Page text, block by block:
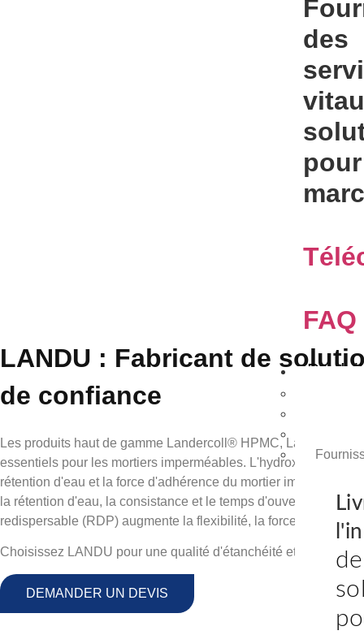
des
FAQ
LANDU : Fabricant de
de confiance
Les produits haut de gamme Landercoll® HPMC, Landercoll®
essentiels pour les mortiers imperméables.
rétention d'eau et la force d'adhérence du mortier
la rétention d'eau, la consistance et le temps d'ouverture du
redispersable (RDP) augmente la flexibilité, la force
Choisissez LANDU pour une qualité d'étanchéité et des
DEMANDER UN DEVIS